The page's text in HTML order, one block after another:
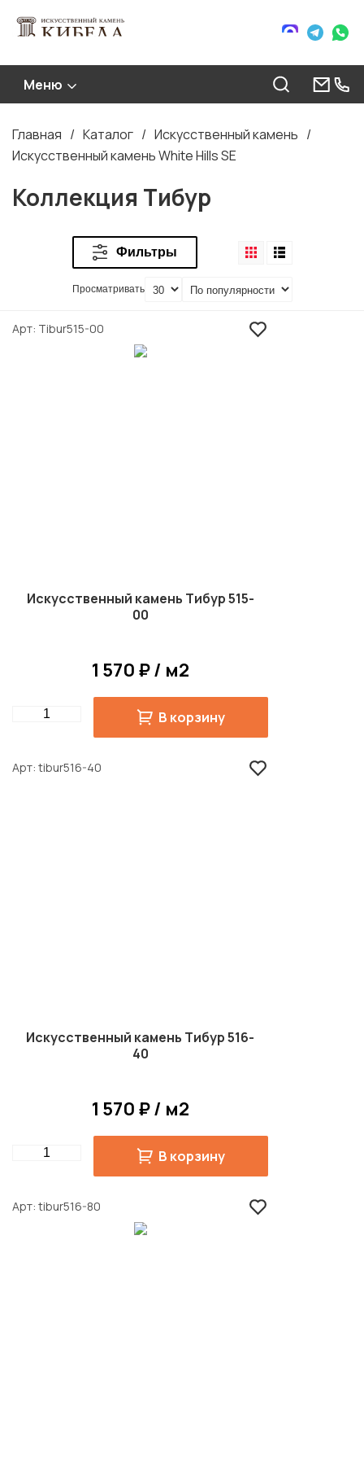
Меню
Строка
навигации
Главная Каталог
Искусственный камень
Искусственный камень White Hills SE
Коллекция Тибур
Фильтры
Просматривать
Арт Tibur515-00
Искусственный камень Тибур 515-
00
1 570 ₽ / м2
Quantity В корзину
Арт tibur516-40
Искусственный камень Тибур 516-
40
1 570 ₽ / м2
Quantity В корзину
Арт tibur516-80